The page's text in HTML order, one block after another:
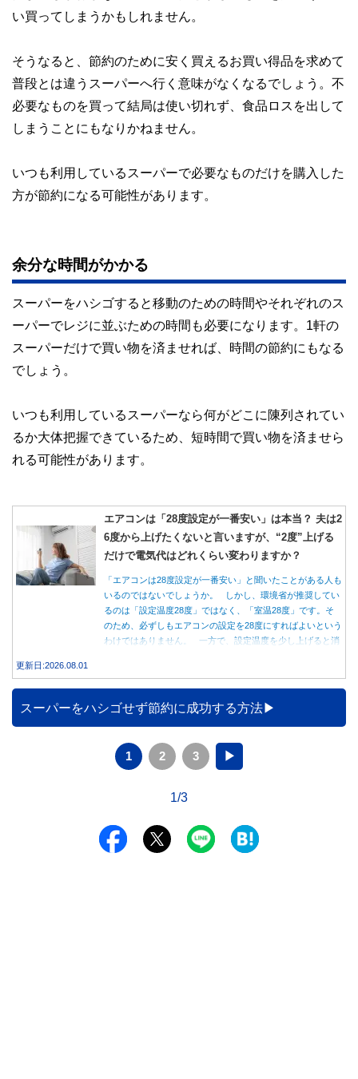
い買ってしまうかもしれません。
そうなると、節約のために安く買えるお買い得品を求めて
普段とは違うスーパーへ行く意味がなくなるでしょう。不
必要なものを買って結局は使い切れず、食品ロスを出して
しまうことにもなりかねません。
いつも利用しているスーパーで必要なものだけを購入した
方が節約になる可能性があります。
余分な時間がかかる
スーパーをハシゴすると移動のための時間やそれぞれのス
ーパーでレジに並ぶための時間も必要になります。1軒の
スーパーだけで買い物を済ませれば、時間の節約にもなる
でしょう。
いつも利用しているスーパーなら何がどこに陳列されてい
るか大体把握できているため、短時間で買い物を済ませら
れる可能性があります。
エアコンは「28度設定が一番安い」は本当？ 夫は2
6度から上げたくないと言いますが、“2度”上げる
だけで電気代はどれくらい変わりますか？
「エアコンは28度設定が一番安い」と聞いたことがある人も
いるのではないでしょうか。 しかし、環境省が推奨してい
るのは「設定温度28度」ではなく、「室温28度」です。そ
のため、必ずしもエアコンの設定を28度にすればよいという
わけではありません。 一方で、設定温度を少し上げると消
データをもとに、節約効果の目安と快適に過ごすためのポイ
ントを分かりやすく解説します。
更新日:2026.08.01
スーパーをハシゴせず節約に成功する方法
1 2 3 ▶
1/3